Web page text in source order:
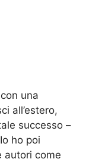
una
all’estero,
successo –
ho poi
autori come